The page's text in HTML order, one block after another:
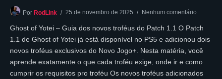
Por RodLink 25 de novembro de 2025 Nenhum comentário
Ghost of Yotei – Guia dos novos troféus do Patch 1.1 O Patch
1.1 de Ghost of Yotei já está disponível no PS5 e adicionou dois
novos troféus exclusivos do Novo Jogo+. Nesta matéria, você
aprende exatamente o que cada troféu exige, onde ir e como
cumprir os requisitos pro troféu Os novos troféus adicionados